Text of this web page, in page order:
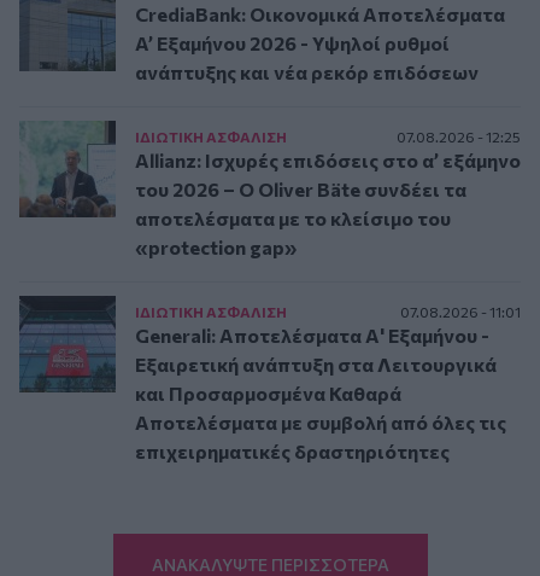
CrediaBank: Οικονομικά Αποτελέσματα
A’ Εξαμήνου 2026 - Υψηλοί ρυθμοί
ανάπτυξης και νέα ρεκόρ επιδόσεων
ΙΔΙΩΤΙΚΗ ΑΣΦAΛΙΣΗ 07.08.2026 - 12:25
Allianz: Ισχυρές επιδόσεις στο α’ εξάμηνο
του 2026 – Ο Oliver Bäte συνδέει τα
αποτελέσματα με το κλείσιμο του
«protection gap»
ΙΔΙΩΤΙΚΗ ΑΣΦAΛΙΣΗ 07.08.2026 - 11:01
Generali: Αποτελέσματα Α' Εξαμήνου -
Εξαιρετική ανάπτυξη στα Λειτουργικά
και Προσαρμοσμένα Καθαρά
Αποτελέσματα με συμβολή από όλες τις
επιχειρηματικές δραστηριότητες
ΑΝΑΚΑΛΥΨΤΕ ΠΕΡΙΣΣΟΤΕΡΑ